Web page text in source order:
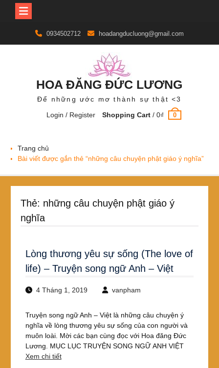
content
0934502712 hoadangducluong@gmail.com
HOA ĐĂNG ĐỨC LƯƠNG
Để những ước mơ thành sự thật <3
Login / Register
Shopping Cart /0₫ 0
Trang chủ
Bài viết được gắn thẻ “những câu chuyện phật giáo ý nghĩa”
Thẻ: những câu chuyện phật giáo ý
nghĩa
Lòng thương yêu sự sống (The love of
life) – Truyện song ngữ Anh – Việt
4 Tháng 1, 2019 vanpham
Truyện song ngữ Anh – Việt là những câu chuyện ý
nghĩa về lòng thương yêu sự sống của con người và
muôn loài. Mời các bạn cùng đọc với Hoa đăng Đức
Lương. MỤC LỤC TRUYỆN SONG NGỮ ANH VIỆT
Xem chi tiết